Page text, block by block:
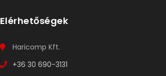
Elérhetőségek
Haricomp Kft.
+36 30 690-3131